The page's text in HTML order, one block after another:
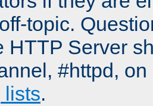
topic.
HTTP Server
#httpd,
lists.